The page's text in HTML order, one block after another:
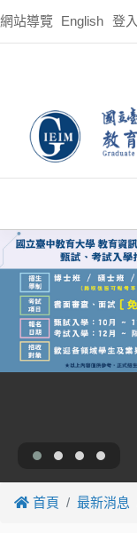
網站導覽 English 登入
首頁 最新消息